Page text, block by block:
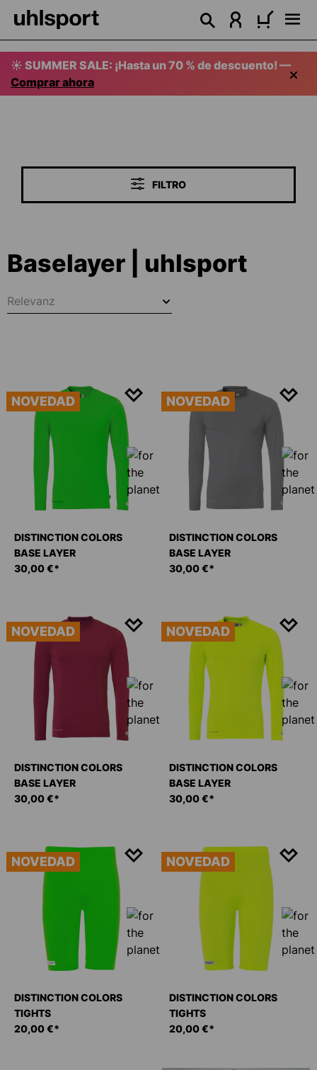
principal
☀️ SUMMER SALE: ¡Hasta un 70 % de descuento! —
Comprar ahora
FILTRO
Baselayer | uhlsport
Relevanz
NOVEDAD
DISTINCTION COLORS
BASE LAYER
30,00 €*
NOVEDAD
DISTINCTION COLORS
BASE LAYER
30,00 €*
NOVEDAD
DISTINCTION COLORS
BASE LAYER
30,00 €*
NOVEDAD
DISTINCTION COLORS
BASE LAYER
30,00 €*
NOVEDAD
DISTINCTION COLORS
TIGHTS
20,00 €*
NOVEDAD
DISTINCTION COLORS
TIGHTS
20,00 €*